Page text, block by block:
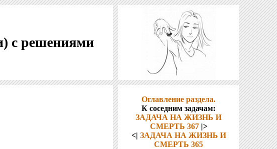
с решениями
Оглавление раздела.
К соседним задачам:
ЗАДАЧА НА ЖИЗНЬ И
СМЕРТЬ 367|>
<| ЗАДАЧА НА ЖИЗНЬ И
СМЕРТЬ 365